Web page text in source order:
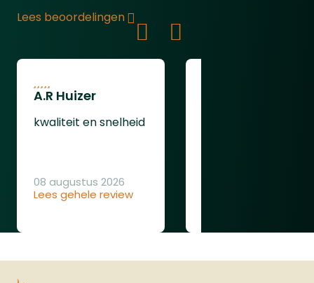
Lees beoordelingen
A.R Huizer
kwaliteit en snelheid
Lees gehele review
08 augustus 2026